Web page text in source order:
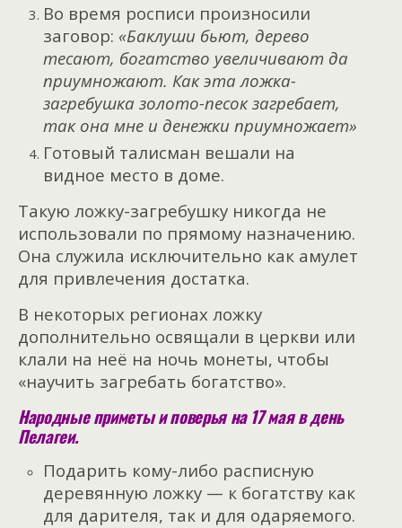
Во время росписи произносили
заговор: «Баклуши бьют, дерево
тесают, богатство увеличивают да
приумножают. Как эта ложка-
загребушка золото-песок загребает,
так она мне и денежки приумножает»
Готовый талисман вешали на
видное место в доме.
Такую ложку-загребушку никогда не
использовали по прямому назначению.
Она служила исключительно как амулет
для привлечения достатка.
В некоторых регионах ложку
дополнительно освящали в церкви или
клали на неё на ночь монеты, чтобы
«научить загребать богатство».
Народные приметы и поверья на 17 мая в день
Пелагеи.
Подарить кому-либо расписную
деревянную ложку — к богатству как
для дарителя, так и для одаряемого.